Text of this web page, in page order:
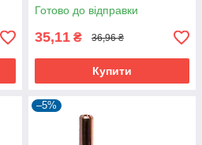
Готово до відправки
35,11 ₴ 36,96 ₴
Купити
–5%